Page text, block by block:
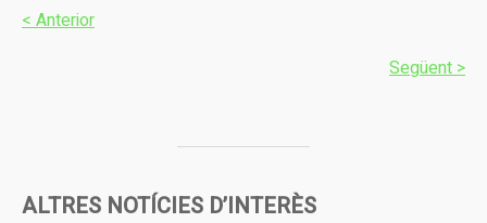
< Anterior
Següent >
ALTRES NOTÍCIES D’INTERÈS